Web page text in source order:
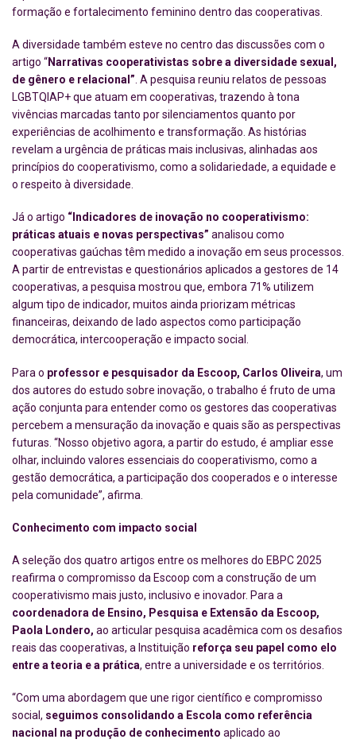
formação e fortalecimento feminino dentro das cooperativas.
A diversidade também esteve no centro das discussões com o
artigo “Narrativas cooperativistas sobre a diversidade sexual,
de gênero e relacional” . A pesquisa reuniu relatos de pessoas
LGBTQIAP+ que atuam em cooperativas, trazendo à tona
vivências marcadas tanto por silenciamentos quanto por
experiências de acolhimento e transformação. As histórias
revelam a urgência de práticas mais inclusivas, alinhadas aos
princípios do cooperativismo, como a solidariedade, a equidade e
o respeito à diversidade.
Já o artigo “Indicadores de inovação no cooperativismo:
práticas atuais e novas perspectivas” analisou como
cooperativas gaúchas têm medido a inovação em seus processos.
A partir de entrevistas e questionários aplicados a gestores de 14
cooperativas, a pesquisa mostrou que, embora 71% utilizem
algum tipo de indicador, muitos ainda priorizam métricas
financeiras, deixando de lado aspectos como participação
democrática, intercooperação e impacto social.
Para o professor e pesquisador da Escoop, Carlos Oliveira, um
dos autores do estudo sobre inovação, o trabalho é fruto de uma
ação conjunta para entender como os gestores das cooperativas
percebem a mensuração da inovação e quais são as perspectivas
futuras. “Nosso objetivo agora, a partir do estudo, é ampliar esse
olhar, incluindo valores essenciais do cooperativismo, como a
gestão democrática, a participação dos cooperados e o interesse
pela comunidade”, afirma.
Conhecimento com impacto social
A seleção dos quatro artigos entre os melhores do EBPC 2025
reafirma o compromisso da Escoop com a construção de um
cooperativismo mais justo, inclusivo e inovador. Para a
coordenadora de Ensino, Pesquisa e Extensão da Escoop,
Paola Londero, ao articular pesquisa acadêmica com os desafios
reais das cooperativas, a Instituição reforça seu papel como elo
entre a teoria e a prática, entre a universidade e os territórios.
“Com uma abordagem que une rigor científico e compromisso
social, seguimos consolidando a Escola como referência
nacional na produção de conhecimento aplicado ao